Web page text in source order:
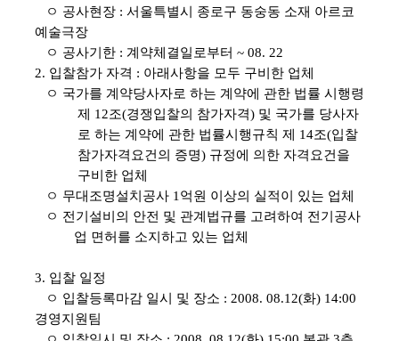
ㅇ 공사현장 : 서울특별시 종로구 동숭동 소재 아르코
예술극장
ㅇ 공사기한 : 계약체결일로부터 ~ 08. 22
2. 입찰참가 자격 : 아래사항을 모두 구비한 업체
ㅇ 국가를 계약당사자로 하는 계약에 관한 법률 시행령
제 12조(경쟁입찰의 참가자격) 및 국가를 당사자
로 하는 계약에 관한 법률시행규칙 제 14조(입찰
참가자격요건의 증명) 규정에 의한 자격요건을
구비한 업체
ㅇ 무대조명설치공사 1억원 이상의 실적이 있는 업체
ㅇ 전기설비의 안전 및 관계법규를 고려하여 전기공사
업 면허를 소지하고 있는 업체
3. 입찰 일정
ㅇ 입찰등록마감 일시 및 장소 : 2008. 08.12(화) 14:00
경영지원팀